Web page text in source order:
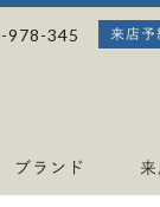
978-345 来店予
ブランド